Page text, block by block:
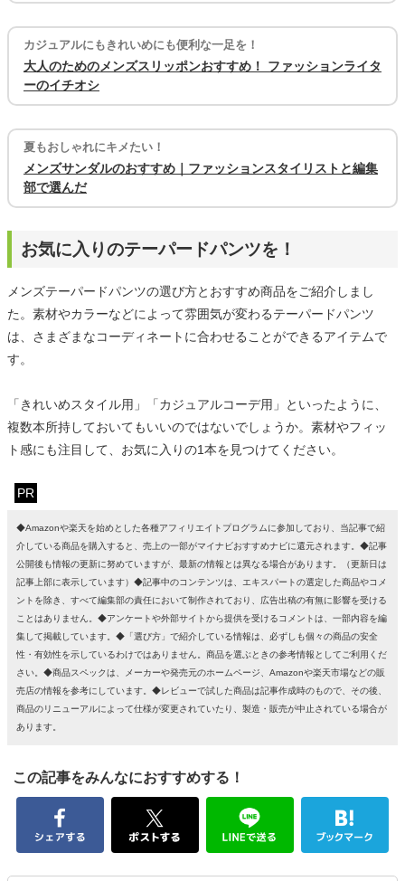
カジュアルにもきれいめにも便利な一足を！
大人のためのメンズスリッポンおすすめ！ ファッションライタ
ーのイチオシ
夏もおしゃれにキメたい！
メンズサンダルのおすすめ｜ファッションスタイリストと編集
部で選んだ
お気に入りのテーパードパンツを！
メンズテーパードパンツの選び方とおすすめ商品をご紹介しまし
た。素材やカラーなどによって雰囲気が変わるテーパードパンツ
は、さまざまなコーディネートに合わせることができるアイテムで
す。
「きれいめスタイル用」「カジュアルコーデ用」といったように、
複数本所持しておいてもいいのではないでしょうか。素材やフィッ
ト感にも注目して、お気に入りの1本を見つけてください。
PR
◆Amazonや楽天を始めとした各種アフィリエイトプログラムに参加しており、当記事で紹
介している商品を購入すると、売上の一部がマイナビおすすめナビに還元されます。◆記事
公開後も情報の更新に努めていますが、最新の情報とは異なる場合があります。（更新日は
記事上部に表示しています）◆記事中のコンテンツは、エキスパートの選定した商品やコメ
ントを除き、すべて編集部の責任において制作されており、広告出稿の有無に影響を受ける
ことはありません。◆アンケートや外部サイトから提供を受けるコメントは、一部内容を編
集して掲載しています。◆「選び方」で紹介している情報は、必ずしも個々の商品の安全
性・有効性を示しているわけではありません。商品を選ぶときの参考情報としてご利用くだ
さい。◆商品スペックは、メーカーや発売元のホームページ、Amazonや楽天市場などの販
売店の情報を参考にしています。◆レビューで試した商品は記事作成時のもので、その後、
商品のリニューアルによって仕様が変更されていたり、製造・販売が中止されている場合が
あります。
この記事をみんなにおすすめする！